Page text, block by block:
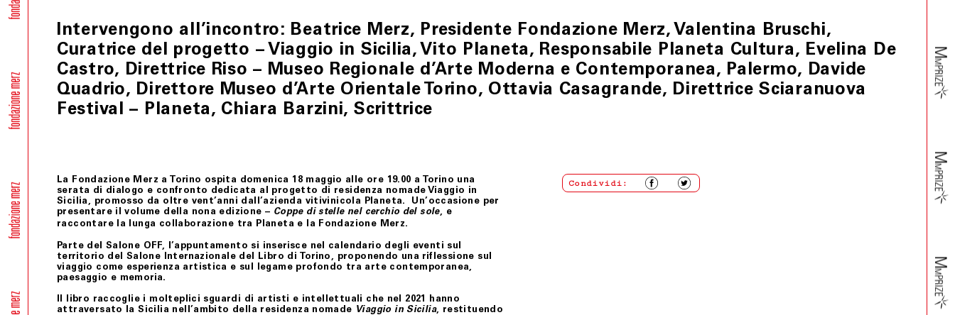
Intervengono all’incontro: Beatrice Merz, Presidente Fondazione Merz, Valentina Bruschi,
Curatrice del progetto – Viaggio in Sicilia, Vito Planeta, Responsabile Planeta Cultura, Evelina De
Castro, Direttrice Riso – Museo Regionale d’Arte Moderna e Contemporanea, Palermo, Davide
Quadrio, Direttore Museo d’Arte Orientale Torino, Ottavia Casagrande, Direttrice Sciaranuova
Festival – Planeta, Chiara Barzini, Scrittrice
La Fondazione Merz a Torino ospita domenica 18 maggio alle ore 19.00 a Torino una
serata di dialogo e confronto dedicata al progetto di residenza nomade Viaggio in
Sicilia , promosso da oltre vent’anni dall’azienda vitivinicola Planeta. Un’occasione per
presentare il volume della nona edizione – Coppe di stelle nel cerchio del sole, e
raccontare la lunga collaborazione tra Planeta e la Fondazione Merz.
Parte del Salone OFF, l’appuntamento si inserisce nel calendario degli eventi sul
territorio del Salone Internazionale del Libro di Torino, proponendo una riflessione sul
viaggio come esperienza artistica e sul legame profondo tra arte contemporanea,
paesaggio e memoria.
Il libro raccoglie i molteplici sguardi di artisti e intellettuali che nel 2021 hanno
attraversato la Sicilia nell’ambito della residenza nomade Viaggio in Sicilia, restituendo
Condividi: